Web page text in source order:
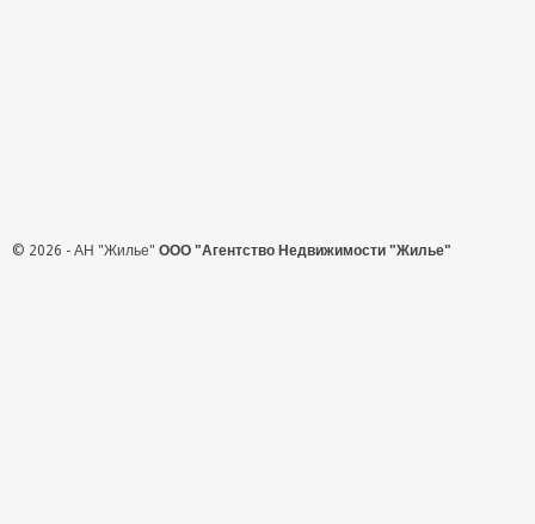
© 2026 - АН "Жилье" ООО "Агентство Недвижимости "Жилье"